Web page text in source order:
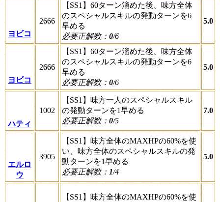
ヨビコ
2666
【SS1】60ターン溜めた後、味方全体
のスペシャルスキルの発動ターンを6
早める
必要正解数： 0/6
5.0
ヨビコ
2666
【SS1】60ターン溜めた後、味方全体
のスペシャルスキルの発動ターンを6
早める
必要正解数： 0/6
5.0
ハティ
1002
【SS1】味方一人のスペシャルスキル
の発動ターンを1早める
必要正解数： 0/5
7.0
エルロ
ウ
3905
【SS1】味方全体のMAXHPの60%を使
い、味方全体のスペシャルスキルの発
動ターンを1早める
必要正解数： 1/4
5.0
【SS1】味方全体のMAXHPの60%を使